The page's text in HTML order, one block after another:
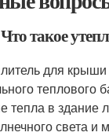
такое
для
тепла в
света